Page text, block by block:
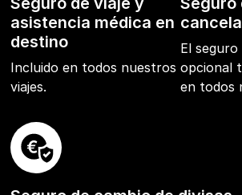
asistencia médica en
destino
Incluido en todos nuestros
viajes.
El
opcional
en todos